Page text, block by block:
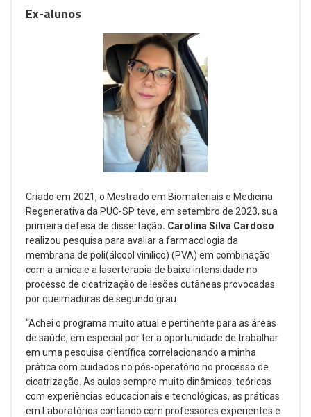
Ex-alunos
Criado em 2021, o Mestrado em Biomateriais e Medicina
Regenerativa da PUC-SP teve, em setembro de 2023, sua
primeira defesa de dissertação. Carolina Silva Cardoso
realizou pesquisa para avaliar a farmacologia da
membrana de poli(álcool vinílico) (PVA) em combinação
com a arnica e a laserterapia de baixa intensidade no
processo de cicatrização de lesões cutâneas provocadas
por queimaduras de segundo grau.
“Achei o programa muito atual e pertinente para as áreas
de saúde, em especial por ter a oportunidade de trabalhar
em uma pesquisa científica correlacionando a minha
prática com cuidados no pós-operatório no processo de
cicatrização. As aulas sempre muito dinâmicas: teóricas
com experiências educacionais e tecnológicas, as práticas
em Laboratórios contando com professores experientes e